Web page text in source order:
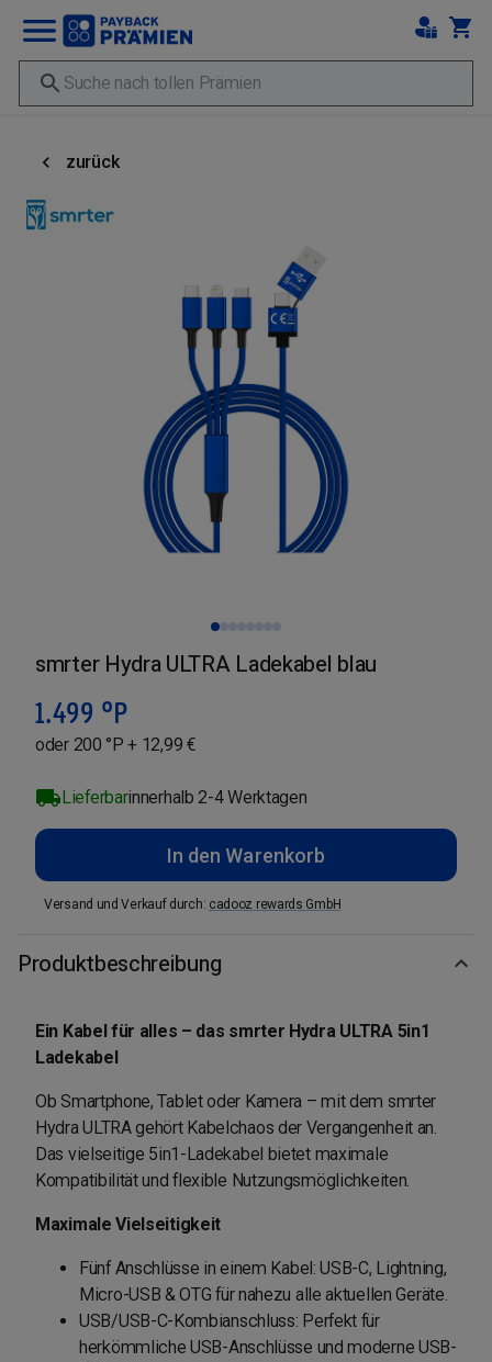
zurück
smrter Hydra ULTRA Ladekabel blau
1.499 °P
oder 200 °P + 12,99 €
Lieferbarinnerhalb 2-4 Werktagen
In den Warenkorb
Versand und Verkauf durch: cadooz rewards GmbH
Produktbeschreibung
Ein Kabel für alles – das smrter Hydra ULTRA 5in1
Ladekabel
Ob Smartphone, Tablet oder Kamera – mit dem smrter
Hydra ULTRA gehört Kabelchaos der Vergangenheit an.
Das vielseitige 5in1-Ladekabel bietet maximale
Kompatibilität und flexible Nutzungsmöglichkeiten.
Maximale Vielseitigkeit
Fünf Anschlüsse in einem Kabel: USB-C, Lightning,
Micro-USB & OTG für nahezu alle aktuellen Geräte.
USB/USB-C-Kombianschluss: Perfekt für
herkömmliche USB-Anschlüsse und moderne USB-